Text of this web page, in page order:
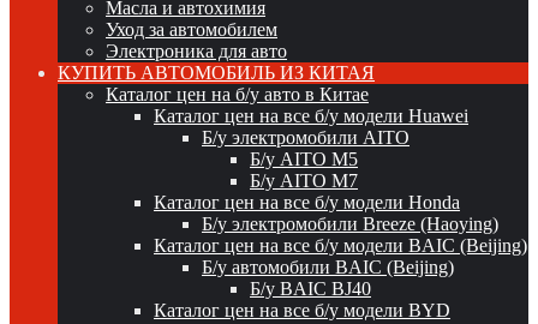
Масла и автохимия
Уход за автомобилем
Электроника для авто
КУПИТЬ АВТОМОБИЛЬ ИЗ КИТАЯ
Каталог цен на б/у авто в Китае
Каталог цен на все б/у модели Huawei
Б/у электромобили AITO
Б/у AITO M5
Б/у AITO M7
Каталог цен на все б/у модели Honda
Б/у электромобили Breeze (Haoying)
Каталог цен на все б/у модели BAIC (Beijing)
Б/у автомобили BAIC (Beijing)
Б/у BAIC BJ40
Каталог цен на все б/у модели BYD